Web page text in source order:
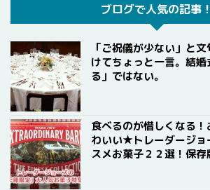
ブログで人気の記事！
「ご祝儀が少ない」と
けてちょっと一言。結
る」ではない。
食べるのが惜しくなる
わいい★トレーダージョ
スメお菓子２２選！保存